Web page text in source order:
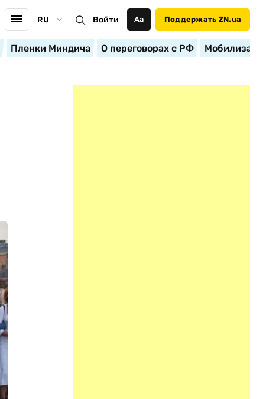
RU Войти Аа Поддержать ZN.ua
Пленки Миндича О переговорах с РФ